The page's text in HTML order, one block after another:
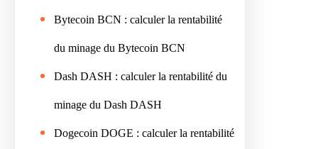
Bytecoin BCN : calculer la rentabilité
du minage du Bytecoin BCN
Dash DASH : calculer la rentabilité du
minage du Dash DASH
Dogecoin DOGE : calculer la rentabilité